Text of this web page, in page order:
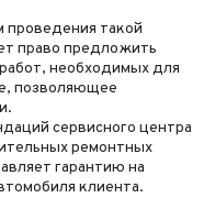
проведения такой
право предложить
необходимых для
позволяющее
сервисного центра
ремонтных
гарантию на
клиента.